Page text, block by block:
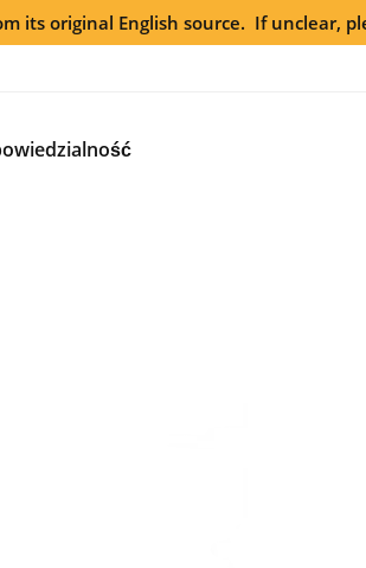
its original English source. If unclear,